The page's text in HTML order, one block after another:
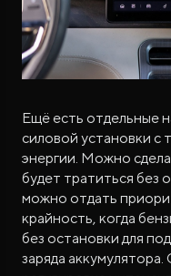
Ещё есть отдельные
силовой установки с
энергии. Можно
будет тратиться без
можно отдать
крайность, когда
без остановки для
заряда